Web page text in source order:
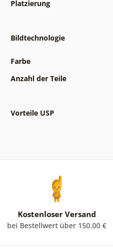
Platzierung
Bildtechnologie
Farbe
Anzahl der Teile
Vorteile USP
Kostenloser Versand
bei Bestellwert über 150.00 €